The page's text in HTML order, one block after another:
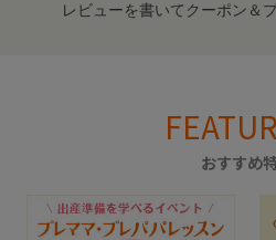
レビューを書いてクーポン＆
おすすめ